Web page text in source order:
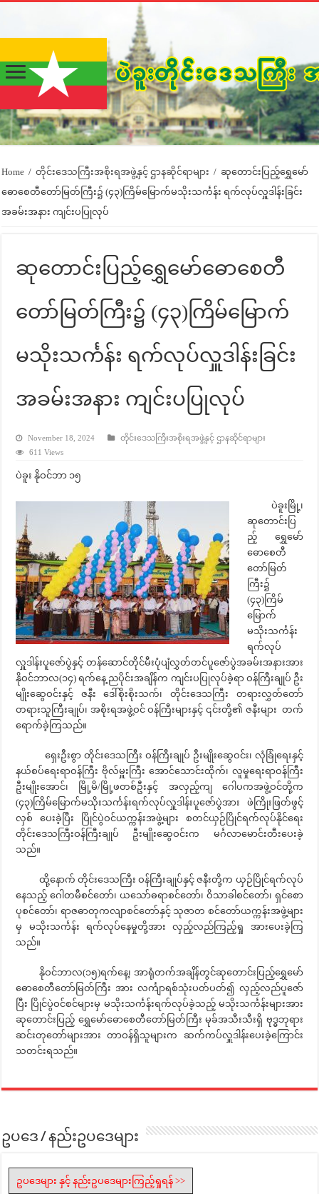
Home / တိုင်းဒေသကြီးအစိုးရအဖွဲ့နှင့် ဌာနဆိုင်ရာများ / ဆုတောင်းပြည့်ရွှေမော်
ဓောစေတီတော်မြတ်ကြီး၌ (၄၃)ကြိမ်မြောက်မသိုးသင်္ကန်း ရက်လုပ်လှူဒါန်းခြင်း
အခမ်းအနား ကျင်းပပြုလုပ်
ဆုတောင်းပြည့်ရွှေမော်ဓောစေတီ
တော်မြတ်ကြီး၌ (၄၃)ကြိမ်မြောက်
မသိုးသင်္ကန်း ရက်လုပ်လှူဒါန်းခြင်း
အခမ်းအနား ကျင်းပပြုလုပ်
November 18, 2024
တိုင်းဒေသကြီးအစိုးရအဖွဲ့နှင့် ဌာနဆိုင်ရာများ
611 Views
ပဲခူး နိုဝင်ဘာ ၁၅
ပဲခူးမြို့၊
ဆုတောင်းပြ
ည့် ရွှေမော်
ဓောစေတီ
တော်မြတ်
ကြီး၌
(၄၃)ကြိမ်
မြောက်
မသိုးသင်္ကန်း
ရက်လုပ်
လှူဒါန်းပူဇော်ပွဲနှင့် တန်ဆောင်တိုင်မီးပုံပျံလွှတ်တင်ပူဇော်ပွဲအခမ်းအနားအား
နိုဝင်ဘာလ(၁၄) ရက်နေ့ ညပိုင်းအချိန်က ကျင်းပပြုလုပ်ခဲ့ရာ ဝန်ကြီးချုပ် ဦး
မျိုးဆွေဝင်းနှင့် ဇနီး ဒေါ်စိုးစိုးသက်၊ တိုင်းဒေသကြီး တရားလွှတ်တော်
တရားသူကြီးချုပ်၊ အစိုးရအဖွဲ့ဝင် ဝန်ကြီးများနှင့် ၎င်းတို့၏ ဇနီးများ တက်
ရောက်ခဲ့ကြသည်။
ရှေးဦးစွာ တိုင်းဒေသကြီး ဝန်ကြီးချုပ် ဦးမျိုးဆွေဝင်း၊ လုံခြုံရေးနှင့်
နယ်စပ်ရေးရာဝန်ကြီး ဗိုလ်မှူးကြီး အောင်သောင်းထိုက်၊ လူမှုရေးရာဝန်ကြီး
ဦးမျိုးအောင်၊ မြို့မိ/မြို့ဖတစ်ဦးနှင့် အလှည့်ကျ ဂေါပကအဖွဲ့ဝင်တို့က
(၄၃)ကြိမ်မြောက်မသိုးသင်္ကန်းရက်လုပ်လှူဒါန်းပူဇော်ပွဲအား ဖဲကြိုးဖြတ်ဖွင့်
လှစ် ပေးခဲ့ပြီး ပြိုင်ပွဲဝင်ယက္ကန်းအဖွဲ့များ စတင်ယှဉ်ပြိုင်ရက်လုပ်နိုင်ရေး
တိုင်းဒေသကြီးဝန်ကြီးချုပ် ဦးမျိုးဆွေဝင်းက မင်္ဂလာမောင်းတီးပေးခဲ့
သည်။
ထို့နောက် တိုင်းဒေသကြီး ဝန်ကြီးချုပ်နှင့် ဇနီးတို့က ယှဉ်ပြိုင်ရက်လုပ်
နေသည့် ဂေါတမီစင်တော်၊ ယသော်ဓရာစင်တော်၊ ဝိသာခါစင်တော်၊ ရှင်စော
ပုစင်တော်၊ ရာဇဓာတုကလျာစင်တော်နှင့် သုဇာတ စင်တော်ယက္ကန်းအဖွဲ့များ
မှ မသိုးသင်္ကန်း ရက်လုပ်နေမှုတို့အား လှည့်လည်ကြည့်ရှု အားပေးခဲ့ကြ
သည်။
နိုဝင်ဘာလ(၁၅)ရက်နေ့၊ အာရုံတက်အချိန်တွင်ဆုတောင်းပြည့်ရွှေမော်
ဓောစေတီတော်မြတ်ကြီး အား လင်္ကျာရစ်သုံးပတ်ပတ်၍ လှည့်လည်ပူဇော်
ပြီး ပြိုင်ပွဲဝင်စင်များမှ မသိုးသင်္ကန်းရက်လုပ်ခဲ့သည့် မသိုးသင်္ကန်းများအား
ဆုတောင်းပြည့် ရွှေမော်ဓောစေတီတော်မြတ်ကြီး မုခ်အသီးသီးရှိ ဗုဒ္ဓဘုရား
ဆင်းတုတော်များအား တာဝန်ရှိသူများက ဆက်ကပ်လှူဒါန်းပေးခဲ့ကြောင်း
သတင်းရသည်။
ဥပဒေ / နည်းဥပဒေများ
ဥပဒေများ နှင့် နည်းဥပဒေများကြည့်ရှုရန် >>